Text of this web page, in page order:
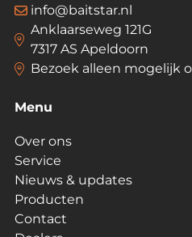
info@baitstar.nl
Anklaarseweg 121G
7317 AS Apeldoorn
Bezoek alleen mogelijk
Menu
Over ons
Service
Nieuws & updates
Producten
Contact